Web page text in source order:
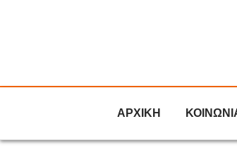
ΑΡΧΙΚΗ